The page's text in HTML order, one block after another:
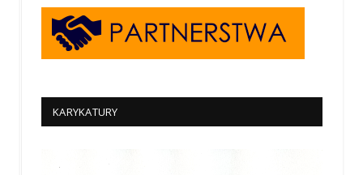
KARYKATURY